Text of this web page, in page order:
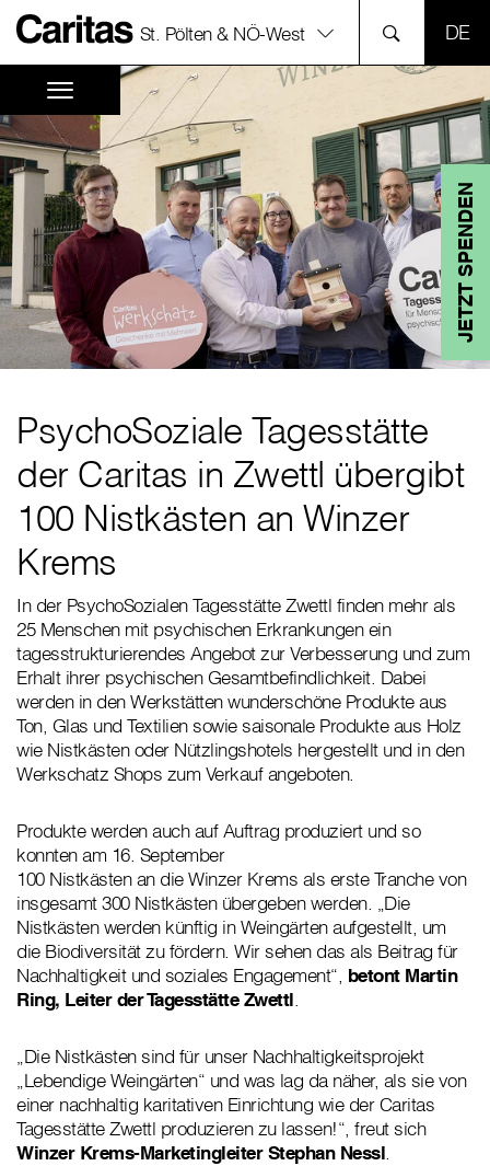
St. Pölten & NÖ-West
JETZT SPENDEN
PsychoSoziale Tagesstätte
der Caritas in Zwettl übergibt
100 Nistkästen an Winzer
Krems
In der PsychoSozialen Tagesstätte Zwettl finden mehr als
25 Menschen mit psychischen Erkrankungen ein
tagesstrukturierendes Angebot zur Verbesserung und zum
Erhalt ihrer psychischen Gesamtbefindlichkeit. Dabei
werden in den Werkstätten wunderschöne Produkte aus
Ton, Glas und Textilien sowie saisonale Produkte aus Holz
wie Nistkästen oder Nützlingshotels hergestellt und in den
Werkschatz Shops zum Verkauf angeboten.
Produkte werden auch auf Auftrag produziert und so
konnten am 16. September
100 Nistkästen an die Winzer Krems als erste Tranche von
insgesamt 300 Nistkästen übergeben werden. „Die
Nistkästen werden künftig in Weingärten aufgestellt, um
die Biodiversität zu fördern. Wir sehen das als Beitrag für
Nachhaltigkeit und soziales Engagement“, betont Martin
Ring, Leiter der Tagesstätte Zwettl.
„Die Nistkästen sind für unser Nachhaltigkeitsprojekt
„Lebendige Weingärten“ und was lag da näher, als sie von
einer nachhaltig karitativen Einrichtung wie der Caritas
Tagesstätte Zwettl produzieren zu lassen!“, freut sich
Winzer Krems-Marketingleiter Stephan Nessl.